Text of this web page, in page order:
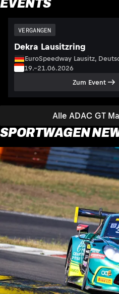
EVENTS
Alle ADAC GT
VERGANGEN
Dekra Lausitzring
EuroSpeedway Lausitz,
19.–21.06.2026
Zum Event
SPORTWAGEN